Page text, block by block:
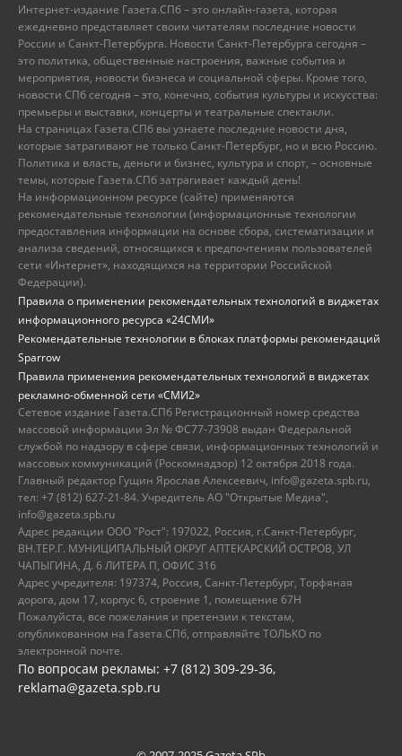
Интернет-издание Газета.СПб – это онлайн-газета, которая
ежедневно представляет своим читателям последние новости
России и Санкт-Петербурга. Новости Санкт-Петербурга сегодня –
это политика, общественные настроения, важные события и
мероприятия, новости бизнеса и социальной сферы. Кроме того,
новости СПб сегодня – это, конечно, события культуры и искусства:
премьеры и выставки, концерты и театральные спектакли.
На страницах Газета.СПб вы узнаете последние новости дня,
которые затрагивают не только Санкт-Петербург, но и всю Россию.
Политика и власть, деньги и бизнес, культура и спорт, – основные
темы, которые Газета.СПб затрагивает каждый день!
На информационном ресурсе (сайте) применяются
рекомендательные технологии (информационные технологии
предоставления информации на основе сбора, систематизации и
анализа сведений, относящихся к предпочтениям пользователей
сети «Интернет», находящихся на территории Российской
Федерации).
Правила о применении рекомендательных технологий в виджетах
информационного ресурса «24СМИ»
Рекомендательные технологии в блоках платформы рекомендаций
Sparrow
Правила применения рекомендательных технологий в виджетах
рекламно-обменной сети «СМИ2»
Сетевое издание Газета.СПб Регистрационный номер средства
массовой информации Эл № ФС77-73908 выдан Федеральной
службой по надзору в сфере связи, информационных технологий и
массовых коммуникаций (Роскомнадзор) 12 октября 2018 года.
Главный редактор Гущин Ярослав Алексеевич, info@gazeta.spb.ru,
тел: +7 (812) 627-21-84. Учредитель АО "Открытые Медиа",
info@gazeta.spb.ru
Адрес редакции ООО "Рост": 197022, Россия, г.Санкт-Петербург,
ВН.ТЕР.Г. МУНИЦИПАЛЬНЫЙ ОКРУГ АПТЕКАРСКИЙ ОСТРОВ, УЛ
ЧАПЫГИНА, Д. 6 ЛИТЕРА П, ОФИС 316
Адрес учредителя: 197374, Россия, Санкт-Петербург, Торфяная
дорога, дом 17, корпус 6, строение 1, помещение 67Н
Пожалуйста, все пожелания и претензии к текстам,
опубликованном на Газета.СПб, отправляйте ТОЛЬКО по
электронной почте.
По вопросам рекламы: +7 (812) 309-29-36,
reklama@gazeta.spb.ru